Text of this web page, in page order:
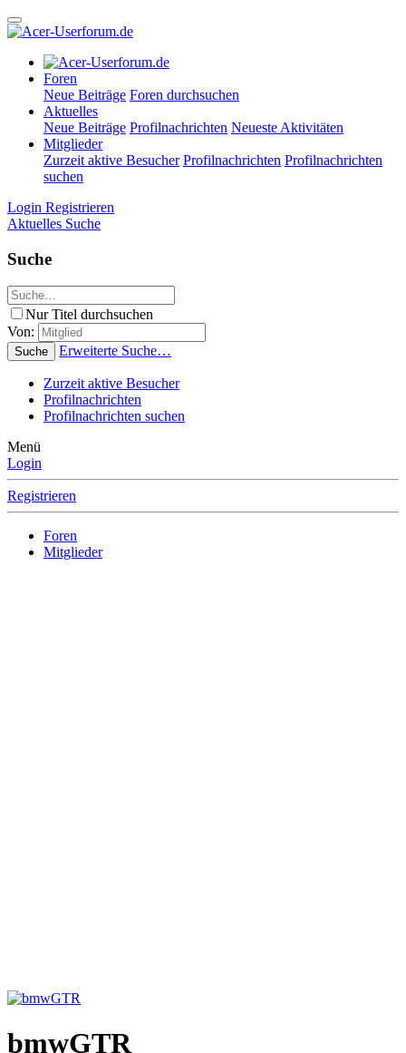
Foren
Neue Beiträge Foren durchsuchen
Aktuelles
Neue Beiträge Profilnachrichten Neueste Aktivitäten
Mitglieder
Zurzeit aktive Besucher Profilnachrichten Profilnachrichten
suchen
Login Registrieren
Aktuelles Suche
Suche
Nur Titel durchsuchen
Von:
Suche Erweiterte Suche…
Zurzeit aktive Besucher
Profilnachrichten
Profilnachrichten suchen
Menü
Login
Registrieren
Foren
Mitglieder
bmwGTR